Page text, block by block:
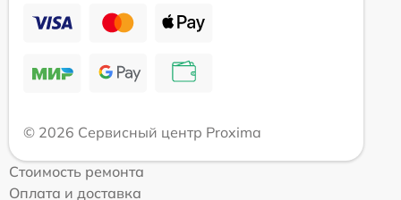
© 2026 Сервисный центр Proxima
Стоимость ремонта
Оплата и доставка